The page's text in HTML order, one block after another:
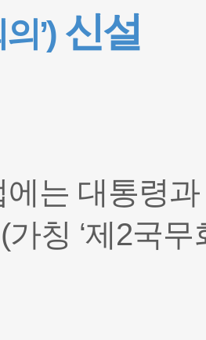
’)신설
에는 대통령
칭 ‘제2국